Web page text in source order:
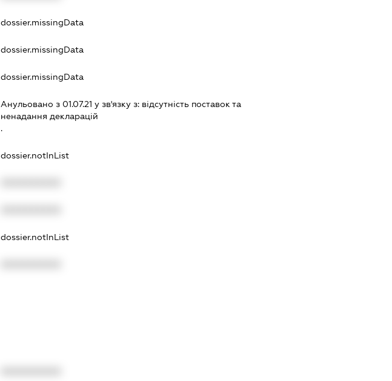
dossier.missingData
dossier.missingData
dossier.missingData
Анульовано з 01.07.21 у зв'язку з: вiдсутнiсть поставок та
ненадання декларацiй
.
dossier.notInList
dossier.notInList